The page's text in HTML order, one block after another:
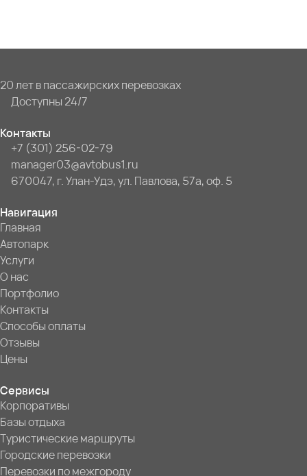
20 лет в пассажирских перевозках
Доступны 24/7
Контакты
+7 (301) 256-02-79
manager03@avtobus1.ru
670047, г. Улан-Удэ, ул. Павлова, 57а, оф. 5
Навигация
Главная
Автопарк
Услуги
О нас
Портфолио
Контакты
Способы оплаты
Отзывы
Цены
Сервисы
Корпоративы
Базы отдыха
Туристические маршруты
Городские перевозки
Перевозки по межгороду